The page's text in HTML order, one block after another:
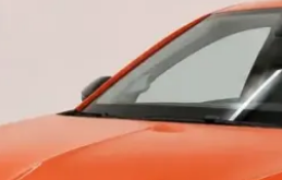
v.a. € 326/mnd
Scherp geprijsd